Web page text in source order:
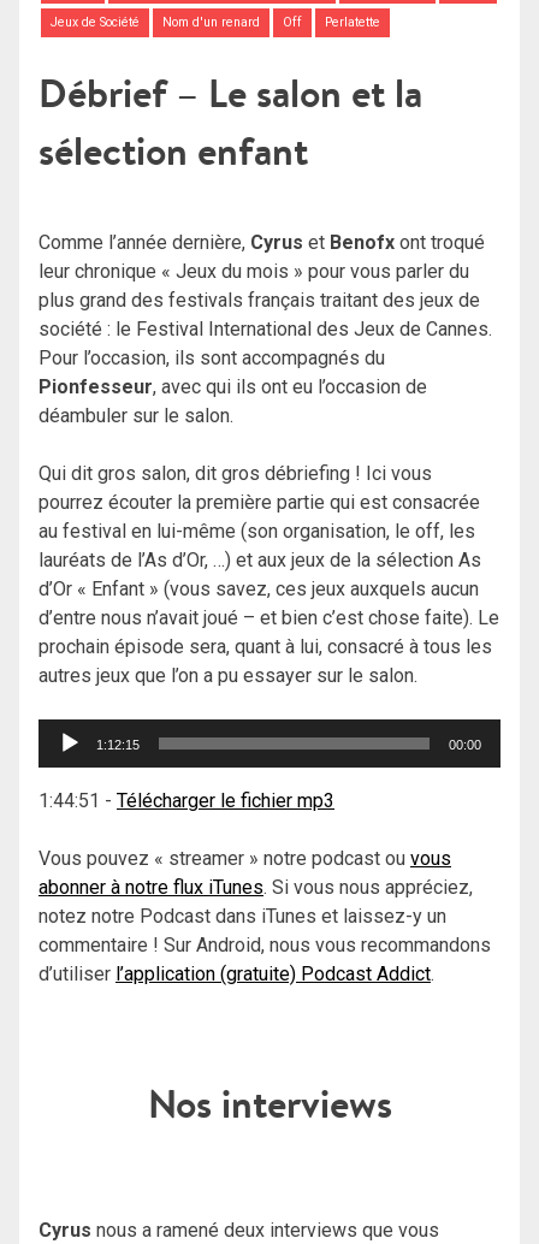
Jeux de Société Nom d'un renard Off Perlatette
Débrief – Le salon et la
sélection enfant
Comme l’année dernière, Cyrus et Benofx ont troqué
leur chronique « Jeux du mois » pour vous parler du
plus grand des festivals français traitant des jeux de
société : le Festival International des Jeux de Cannes.
Pour l’occasion, ils sont accompagnés du
Pionfesseur, avec qui ils ont eu l’occasion de
déambuler sur le salon.
Qui dit gros salon, dit gros débriefing ! Ici vous
pourrez écouter la première partie qui est consacrée
au festival en lui-même (son organisation, le off, les
lauréats de l’As d’Or, …) et aux jeux de la sélection As
d’Or « Enfant » (vous savez, ces jeux auxquels aucun
d’entre nous n’avait joué – et bien c’est chose faite). Le
prochain épisode sera, quant à lui, consacré à tous les
autres jeux que l’on a pu essayer sur le salon.
Lecteur
1:12:15 00:00
1:44:51 - Télécharger le fichier mp3
Vous pouvez « streamer » notre podcast ou vous
abonner à notre flux iTunes. Si vous nous appréciez,
notez notre Podcast dans iTunes et laissez-y un
commentaire ! Sur Android, nous vous recommandons
d’utiliser l’application (gratuite) Podcast Addict.
Nos interviews
Cyrus nous a ramené deux interviews que vous